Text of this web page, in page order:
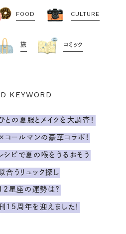
FOOD CULTURE
旅 コミック
KEYWORD
の夏服とメイクを大調査！
コールマンの豪華コラボ！
シピで夏の喉をうるおそう
合うリュック探し
星座の運勢は？
15周年を迎えました！